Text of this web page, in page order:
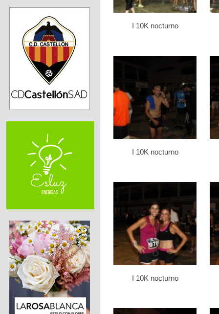
I 10K nocturno
I 10K nocturno
I 10K nocturno